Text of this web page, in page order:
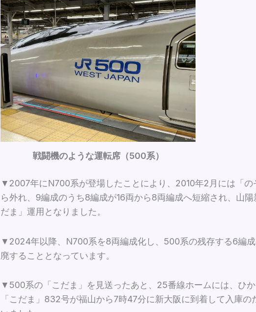
戦闘機のような運転席（500系）
▼2007年にN700系が登場したことにより、2010年2月には「の
ら外れ、9編成のうち8編成が16両から8両編成へ短縮され、山陽
だま」運用となりました。
▼2024年以降、N700系を8両編成化し、500系の残存する6編
廃することとなっています。
▼500系の「こだま」を見送ったあと、25番線ホームには、ひ
「こだま」832号が福山から7時47分に新大阪に到着して入庫の